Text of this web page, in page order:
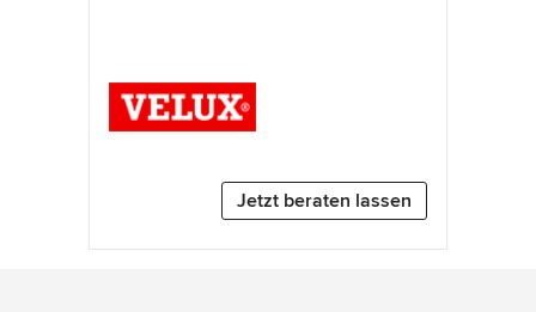
Jetzt beraten lassen